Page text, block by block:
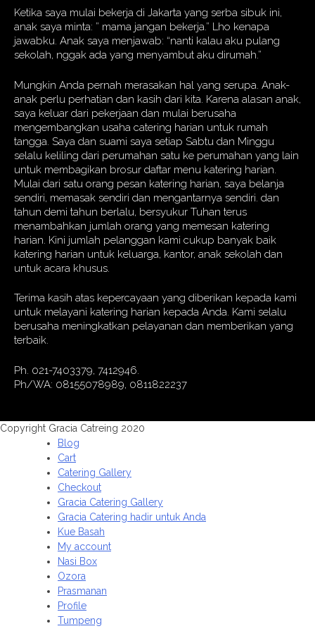
Ketika saya mulai bekerja di Jakarta yang serba sibuk ini,
anak saya minta: ” mama jangan bekerja.” Lho kenapa
jawabku. Anak saya menjawab: “nanti kalau aku pulang
sekolah, nggak ada yang menyambut aku dirumah.”
Mungkin Anda pernah merasakan hal yang serupa. Anak-
anak perlu perhatian dan kasih dari kita. Karena alasan anak,
saya keluar dari pekerjaan dan mulai berusaha
mengembangkan usaha catering harian untuk rumah
tangga. Saya dan suami saya setiap Sabtu dan Minggu
selalu keliling dari perumahan satu ke perumahan yang lain
untuk membagikan brosur daftar menu katering harian.
Mulai dari satu orang pesan katering harian, saya belanja
sendiri, memasak sendiri dan mengantarnya sendiri. dan
tahun demi tahun berlalu, bersyukur Tuhan terus
menambahkan jumlah orang yang memesan katering
harian. Kini jumlah pelanggan kami cukup banyak baik
katering harian untuk keluarga, kantor, anak sekolah dan
untuk acara khusus.
Terima kasih atas kepercayaan yang diberikan kepada kami
untuk melayani katering harian kepada Anda. Kami selalu
berusaha meningkatkan pelayanan dan memberikan yang
terbaik.
Ph. 021-7403379, 7412946.
Ph/WA: 08155078989, 0811822237
Copyright Gracia Catreing 2020
Blog
Cart
Catering Gallery
Checkout
Gracia Catering Gallery
Gracia Catering hadir untuk Anda
Kue Basah
My account
Nasi Box
Ozora
Prasmanan
Profile
Tumpeng